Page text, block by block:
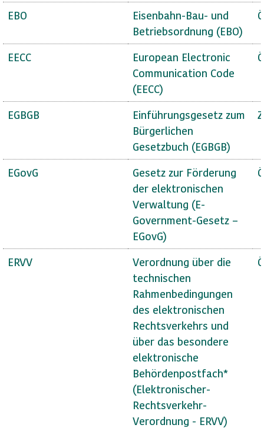
EBO
Eisenbahn-Bau- und
Betriebsordnung (EBO)
EECC
European Electronic
Communication Code
(EECC)
EGBGB
Einführungsgesetz zum
Bürgerlichen
Gesetzbuch (EGBGB)
EGovG
Gesetz zur Förderung
der elektronischen
Verwaltung (E-
Government-Gesetz –
EGovG)
ERVV
Verordnung über die
technischen
Rahmenbedingungen
des elektronischen
Rechtsverkehrs und
über das besondere
elektronische
Behördenpostfach*
(Elektronischer-
Rechtsverkehr-
Verordnung - ERVV)